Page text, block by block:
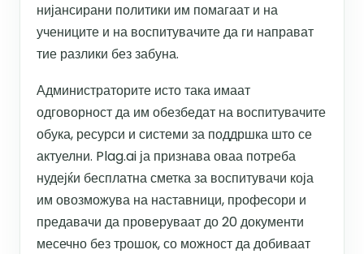
нијансирани политики им помагаат и на
учениците и на воспитувачите да ги направат
тие разлики без забуна.
Администраторите исто така имаат
одговорност да им обезбедат на воспитувачите
обука, ресурси и системи за поддршка што се
актуелни. Plag.ai ја признава оваа потреба
нудејќи бесплатна сметка за воспитувачи која
им овозможува на наставници, професори и
предавачи да проверуваат до 20 документи
месечно без трошок, со можност да добиваат